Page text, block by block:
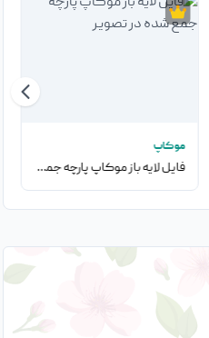
موکاپ
فایل لایه باز موکاپ پارچه جمع شده در تصویر